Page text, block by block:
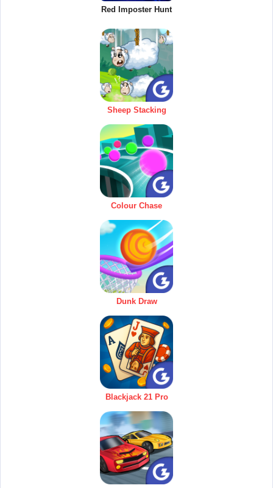
Red Imposter Hunt
Sheep Stacking
Colour Chase
Dunk Draw
Blackjack 21 Pro